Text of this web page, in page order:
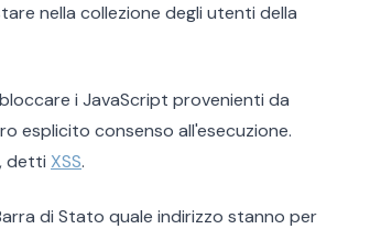
nella collezione degli utenti della
i JavaScript provenienti da
esplicito consenso all'esecuzione.
detti XSS.
di Stato quale indirizzo stanno per